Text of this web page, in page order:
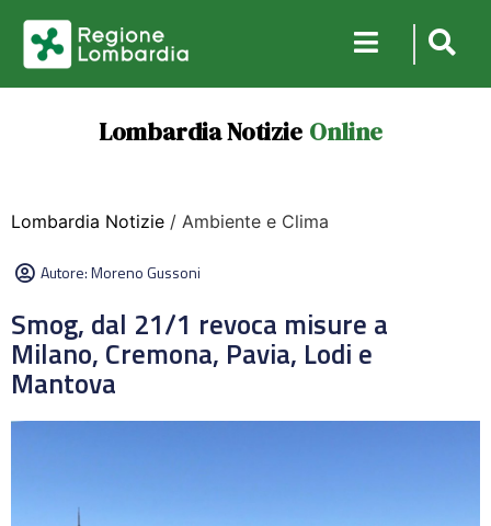
Lombardia Notizie Online
Lombardia Notizie / Ambiente e Clima
Autore:Moreno Gussoni
Smog, dal 21/1 revoca misure a
Milano, Cremona, Pavia, Lodi e
Mantova